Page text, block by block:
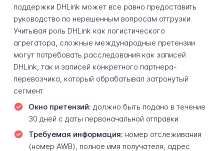
поддержки DHLink может все равно предоставить
руководство по нерешенным вопросам отгрузки.
Учитывая роль DHLink как логистического
агрегатора, сложные международные претензии
могут потребовать расследования как записей
DHLink, так и записей конкретного партнера-
перевозчика, который обрабатывал затронутый
сегмент.
Окно претензий: должно быть подано в течение
30 дней с даты первоначальной отправки
Требуемая информация: номер отслеживания
(номер AWB), полное имя получателя, адрес